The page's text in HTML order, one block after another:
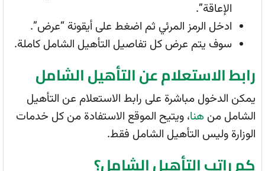
الإعاقة”.
ادخل الرمز المرئي ثم اضغط على أيقونة “عرض”.
سوف يتم عرض كل تفاصيل التأهيل الشامل كاملة.
رابط الاستعلام عن التأهيل الشامل
يمكن الدخول مباشرة على رابط الاستعلام عن التأهيل
الشامل من هنا، ويتيح الموقع الاستفادة من كل خدمات
الوزارة وليس التأهيل الشامل فقط.
كم راتب التأهيل الشامل؟